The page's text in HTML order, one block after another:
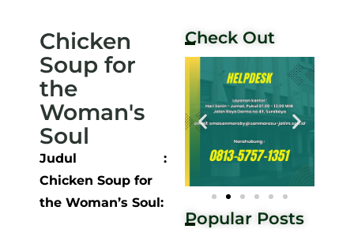
Chicken
Soup for
the
Woman's
Soul
Judul :
Chicken Soup for
the Woman’s Soul:
Check Out
Popular Posts